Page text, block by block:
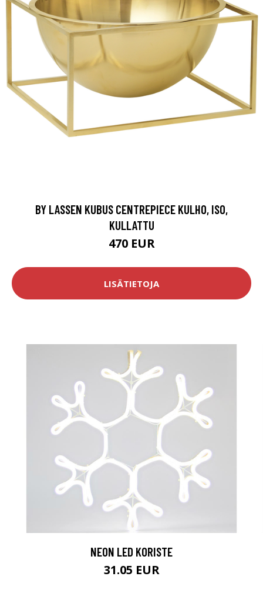
BY LASSEN KUBUS CENTREPIECE KULHO, ISO,
KULLATTU
470 EUR
LISÄTIETOJA
NEON LED KORISTE
31.05 EUR